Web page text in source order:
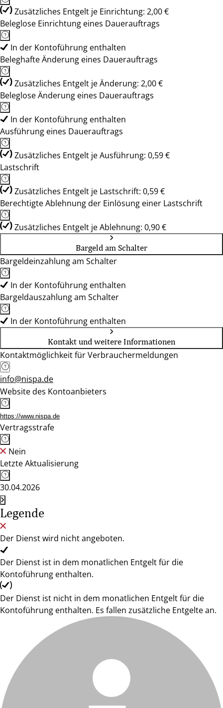
Zusätzliches Entgelt je Einrichtung: 2,00 €
Beleglose Einrichtung eines Dauerauftrags
In der Kontoführung enthalten
Beleghafte Änderung eines Dauerauftrags
Zusätzliches Entgelt je Änderung: 2,00 €
Beleglose Änderung eines Dauerauftrags
In der Kontoführung enthalten
Ausführung eines Dauerauftrags
Zusätzliches Entgelt je Ausführung: 0,59 €
Lastschrift
Zusätzliches Entgelt je Lastschrift: 0,59 €
Berechtigte Ablehnung der Einlösung einer Lastschrift
Zusätzliches Entgelt je Ablehnung: 0,90 €
Bargeld am Schalter
Bargeldeinzahlung am Schalter
In der Kontoführung enthalten
Bargeldauszahlung am Schalter
In der Kontoführung enthalten
Kontakt und weitere Informationen
Kontaktmöglichkeit für Verbrauchermeldungen
info@nispa.de
Website des Kontoanbieters
https://www.nispa.de
Vertragsstrafe
Nein
Letzte Aktualisierung
30.04.2026
Legende
Der Dienst wird nicht angeboten.
Der Dienst ist in dem monatlichen Entgelt für die
Kontoführung enthalten.
Der Dienst ist nicht in dem monatlichen Entgelt für die
Kontoführung enthalten. Es fallen zusätzliche Entgelte an.